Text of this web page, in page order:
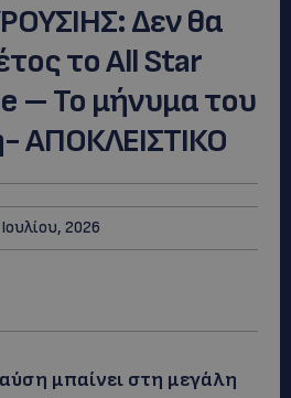
Δεν θα
το All Star
– Το μήνυμα του
ΑΠΟΚΛΕΙΣΤΙΚΟ
2026
μπαίνει στη μεγάλη